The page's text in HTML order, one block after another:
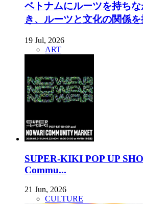
ベトナムにルーツを持ち
き、ルーツと文化の関係
19 Jul, 2026
ART
SUPER-KIKI POP UP
Commu...
21 Jun, 2026
CULTURE